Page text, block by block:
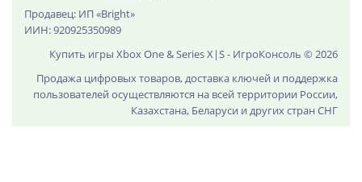
Продавец: ИП «Bright»
ИИН: 920925350989
Купить игры Xbox One & Series X|S - ИгроКонсоль © 2026
Продажа цифровых товаров, доставка ключей и поддержка
пользователей осуществляются на всей территории России,
Казахстана, Беларуси и других стран СНГ